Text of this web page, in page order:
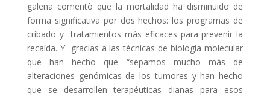
galena comentò que la mortalidad ha disminuido de
forma significativa por dos hechos: los programas de
cribado y tratamientos más eficaces para prevenir la
recaída. Y gracias a las técnicas de biología molecular
que han hecho que “sepamos mucho más de
alteraciones genómicas de los tumores y han hecho
que se desarrollen terapéuticas dianas para esos